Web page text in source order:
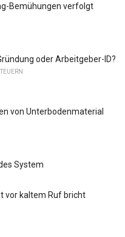
Bemühungen verfolgt
oder Arbeitgeber-ID?
von Unterbodenmaterial
System
vor kaltem Ruf bricht